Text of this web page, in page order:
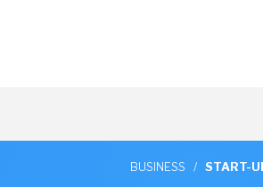
BUSINESS / START-